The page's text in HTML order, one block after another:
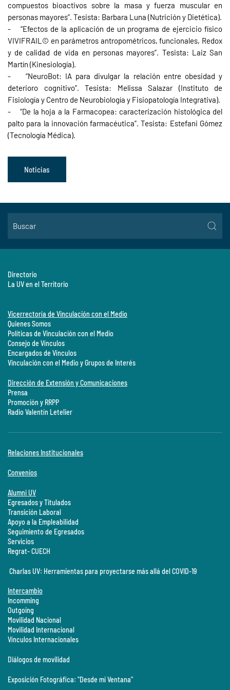
compuestos bioactivos sobre la masa y fuerza muscular en
personas mayores”. Tesista: Barbara Luna (Nutrición y Dietética).
- “Efectos de la aplicación de un programa de ejercicio físico
VIVIFRAIL© en parámetros antropométricos, funcionales, Redox
y de calidad de vida en personas mayores”. Tesista: Laiz San
Martín (Kinesiología).
- “NeuroBot: IA para divulgar la relación entre obesidad y
deterioro cognitivo”. Tesista: Melissa Salazar (Instituto de
Fisiología y Centro de Neurobiología y Fisiopatología Integrativa).
- “De la hoja a la Farmacopea: caracterización histológica del
palto para la innovación farmacéutica”. Tesista: Estefani Gómez
(Tecnología Médica).
Noticias
Directorio
La UV en el Territorio
Vicerrectoría de Vinculación con el Medio
Quienes Somos
Políticas de Vinculación con el Medio
Consejo de Vínculos
Encargados de Vínculos
Vinculación con el Medio y Grupos de Interés
Dirección de Extensión y Comunicaciones
Prensa
Promoción y RRPP
Radio Valentín Letelier
Relaciones Institucionales
Convenios
Alumni UV
Egresados y Titulados
Transición Laboral
Apoyo a la Empleabilidad
Seguimiento de Egresados
Servicios
Regrat- CUECH
Charlas UV: Herramientas para proyectarse más allá del COVID-19
Intercambio
Incomming
Outgoing
Movilidad Nacional
Movilidad Internacional
Vínculos Internacionales
Diálogos de movilidad
Exposición Fotográfica: "Desde mi Ventana"